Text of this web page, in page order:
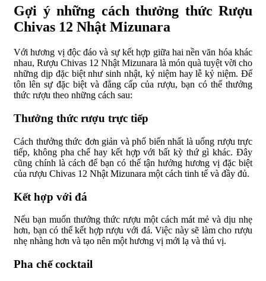
Gợi ý những cách thưởng thức Rượu
Chivas 12 Nhật Mizunara
Với hương vị độc đáo và sự kết hợp giữa hai nền văn hóa khác
nhau, Rượu Chivas 12 Nhật Mizunara là món quà tuyệt vời cho
những dịp đặc biệt như sinh nhật, kỷ niệm hay lễ kỷ niệm. Để
tôn lên sự đặc biệt và đẳng cấp của rượu, bạn có thể thưởng
thức rượu theo những cách sau:
Thưởng thức rượu trực tiếp
Cách thưởng thức đơn giản và phổ biến nhất là uống rượu trực
tiếp, không pha chế hay kết hợp với bất kỳ thứ gì khác. Đây
cũng chính là cách để bạn có thể tận hưởng hương vị đặc biệt
của rượu Chivas 12 Nhật Mizunara một cách tinh tế và đầy đủ.
Kết hợp với đá
Nếu bạn muốn thưởng thức rượu một cách mát mẻ và dịu nhẹ
hơn, bạn có thể kết hợp rượu với đá. Việc này sẽ làm cho rượu
nhẹ nhàng hơn và tạo nên một hương vị mới lạ và thú vị.
Pha chế cocktail